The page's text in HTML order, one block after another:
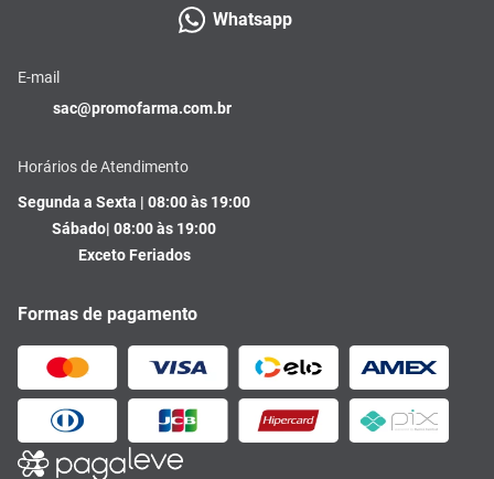
Whatsapp
E-mail
sac@promofarma.com.br
Horários de Atendimento
Segunda a Sexta | 08:00 às 19:00
Sábado| 08:00 às 19:00
Exceto Feriados
Formas de pagamento